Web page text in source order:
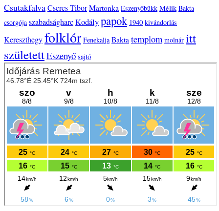
CsutakfalvaCseres TiborMartonka Eszenyőbükk Mélik Bakta
csorgója szabadságharcKodálypapok 1940 kivándorlás
Kereszthegyfolklór Fenekalja Bakta templom molnár itt
születettEszenyő sajtó